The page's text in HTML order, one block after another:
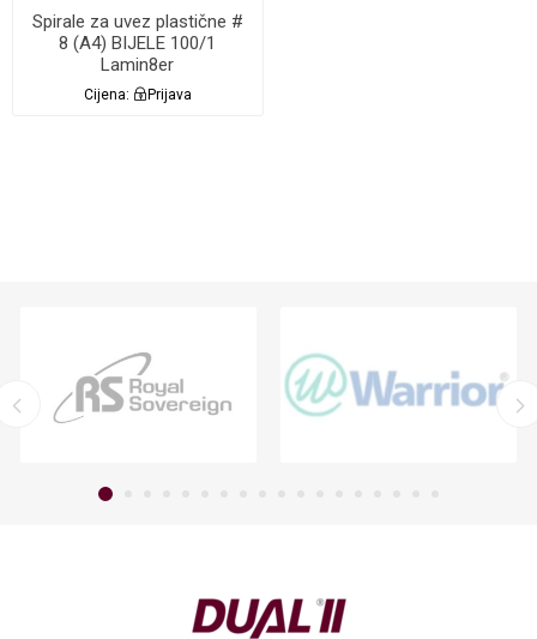
Spirale za uvez plastične #
8 (A4) BIJELE 100/1
Lamin8er
Cijena: Prijava